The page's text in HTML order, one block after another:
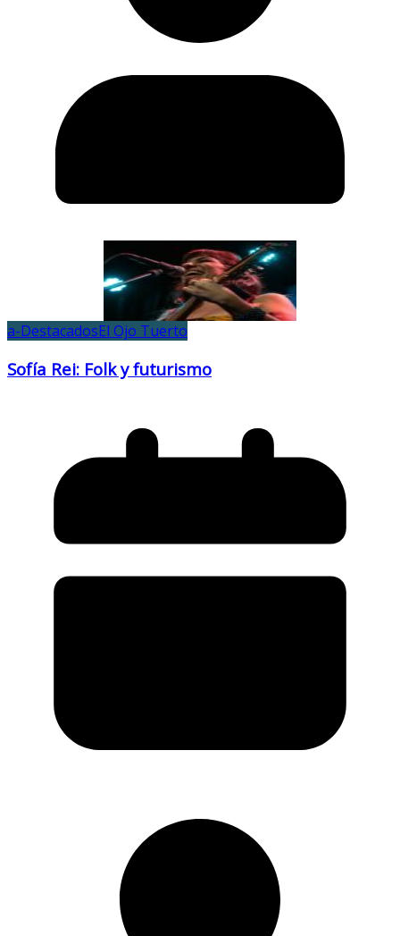
a-DestacadosEl Ojo Tuerto
Sofía Rei: Folk y futurismo